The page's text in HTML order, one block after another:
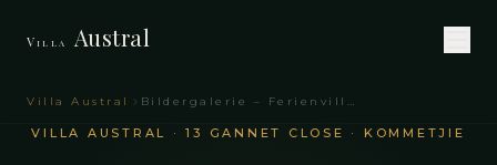
Villa Austral Bildergalerie – Ferienvilla Kapstadt | Villa Austral
Villa Austral
VILLA AUSTRAL · 13 GANNET CLOSE · KOMMETJIE